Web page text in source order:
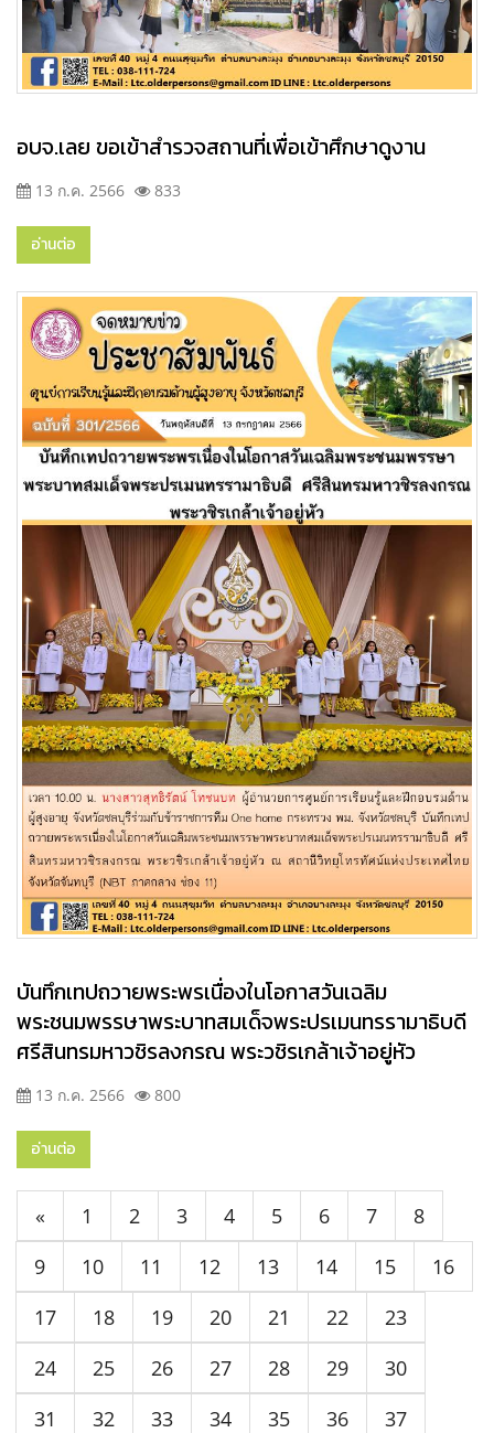
อบจ.เลย ขอเข้าสำรวจสถานที่เพื่อเข้าศึกษาดูงาน
13 ก.ค. 2566 833
อ่านต่อ
บันทึกเทปถวายพระพรเนื่องในโอกาสวันเฉลิม
พระชนมพรรษาพระบาทสมเด็จพระปรเมนทรรามาธิบดี
ศรีสินทรมหาวชิรลงกรณ พระวชิรเกล้าเจ้าอยู่หัว
13 ก.ค. 2566 800
อ่านต่อ
« 1 2 3 4 5 6 7
8
9
10 11 12 13 14 15
16
17
18 19 20 21 22
23
24
25 26 27 28 29
30
31
32 33 34 35 36
37